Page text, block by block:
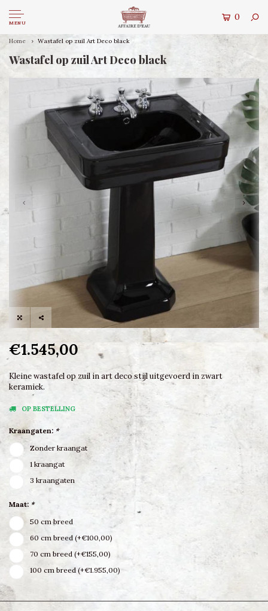
MENU
0
Home Wastafel op zuil Art Deco black
Wastafel op zuil Art Deco black
€1.545,00
Kleine wastafel op zuil in art deco stijl uitgevoerd in zwart
keramiek.
OP BESTELLING
Kraangaten: *
Zonder kraangat
1 kraangat
3 kraangaten
Maat: *
50 cm breed
60 cm breed (+€100,00)
70 cm breed (+€155,00)
100 cm breed (+€1.955,00)